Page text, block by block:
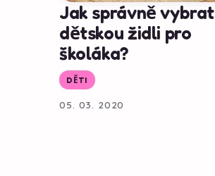
Jak správně vybrat
dětskou židli pro
školáka?
DĚTI
05. 03. 2020